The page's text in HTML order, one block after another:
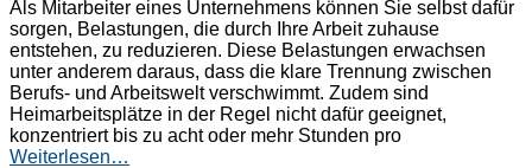
Als Mitarbeiter eines Unternehmens können Sie selbst dafür
sorgen, Belastungen, die durch Ihre Arbeit zuhause
entstehen, zu reduzieren. Diese Belastungen erwachsen
unter anderem daraus, dass die klare Trennung zwischen
Berufs- und Arbeitswelt verschwimmt. Zudem sind
Heimarbeitsplätze in der Regel nicht dafür geeignet,
konzentriert bis zu acht oder mehr Stunden pro
Weiterlesen…